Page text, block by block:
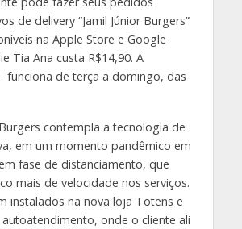
de delivery “Jamil Júnior Burgers”
na Apple Store e Google
Tia Ana custa R$14,90. A
funciona de terça a domingo, das
contempla a tecnologia de
em um momento pandêmico em
fase de distanciamento, que
mais de velocidade nos serviços.
instalados na nova loja Totens e
onde o cliente ali